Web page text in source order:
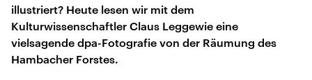
illustriert? Heute lesen wir mit dem
Kulturwissenschaftler Claus Leggewie eine
vielsagende dpa-Fotografie von der Räumung des
Hambacher Forstes.